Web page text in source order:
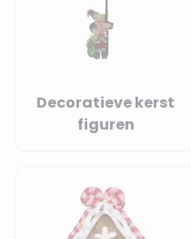
Decoratieve kerst
figuren